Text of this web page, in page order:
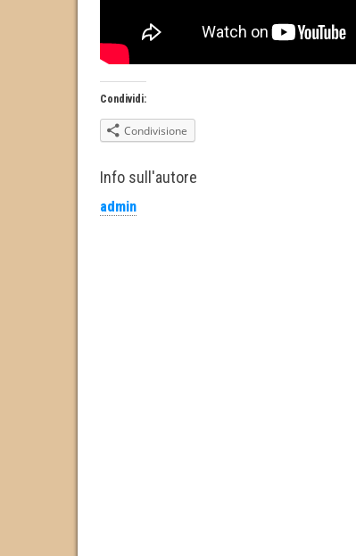
Condividi:
Condivisione
Info sull'autore
admin